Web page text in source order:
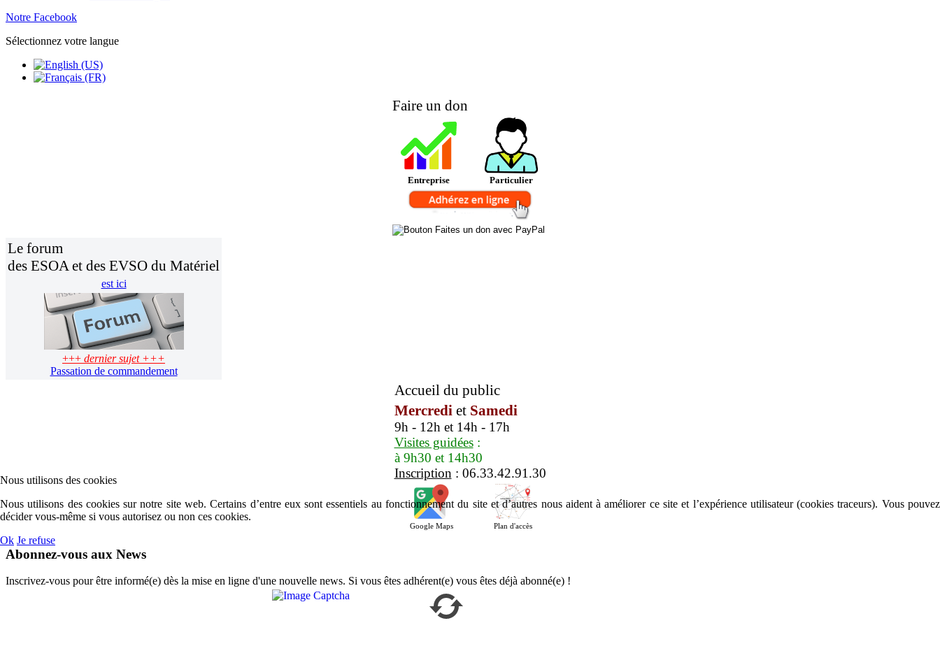
Notre Facebook
Sélectionnez votre langue
Faire un don
Entreprise Particulier
Le forum
des ESOA et des EVSO du Matériel
est ici
+++ dernier sujet +++
Passation de commandement
Accueil du public
Mercredi et Samedi
9h - 12h et 14h - 17h
Visites guidées:
à 9h30 et 14h30
Inscription : 06.33.42.91.30
Google Maps Plan d'accès
Abonnez-vous aux News
Inscrivez-vous pour être informé(e) dès la mise en ligne d'une nouvelle news. Si vous êtes adhérent(e) vous êtes déjà abonné(e) !
Nous utilisons des cookies
Nous utilisons des cookies sur notre site web. Certains d’entre eux sont essentiels au fonctionnement du site et d’autres nous aident à améliorer ce site et l’expérience utilisateur (cookies traceurs). Vous pouvez
décider vous-même si vous autorisez ou non ces cookies.
Ok Je refuse